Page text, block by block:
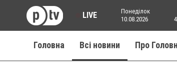
LIVE
Понеділок
10.08.2026
Головна Всі новини Про